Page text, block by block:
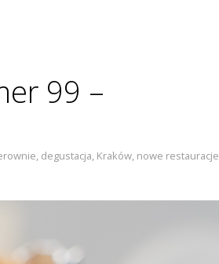
99 –
, degustacja, Kraków, nowe restauracje